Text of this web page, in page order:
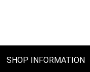
SHOP INFORMATION